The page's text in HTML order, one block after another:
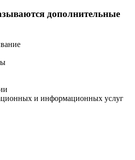
дополнительные
и информационных услуг